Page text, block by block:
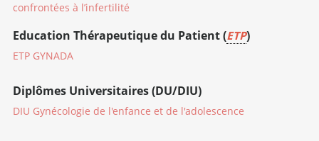
confrontées à l’infertilité
Education Thérapeutique du Patient (ETP)
ETP GYNADA
Diplômes Universitaires (DU/DIU)
DIU Gynécologie de l'enfance et de l'adolescence